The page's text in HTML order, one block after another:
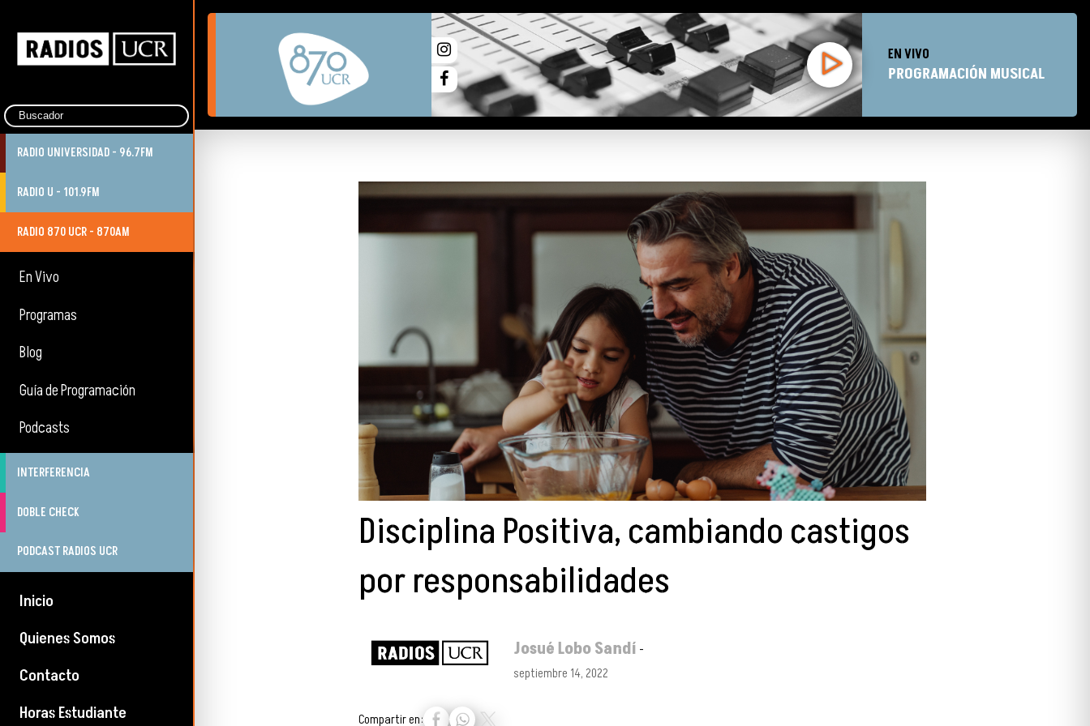
RADIO UNIVERSIDAD - 96.7FM
RADIO U - 101.9FM
RADIO 870 UCR - 870AM
En Vivo
Programas
Blog
Guía de Programación
Podcasts
INTERFERENCIA
DOBLE CHECK
PODCAST RADIOS UCR
Inicio
Quienes Somos
Contacto
Horas Estudiante
EN VIVO
PROGRAMACIÓN MUSICAL
Disciplina Positiva, cambiando castigos
por responsabilidades
Josué Lobo Sandí -
septiembre 14, 2022
Compartir en: